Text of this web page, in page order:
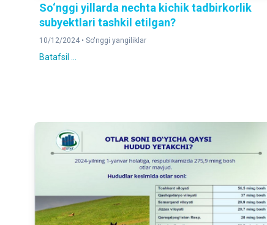
So‘nggi yillarda nechta kichik tadbirkorlik
subyektlari tashkil etilgan?
10/12/2024 • So'nggi yangiliklar
Batafsil ...